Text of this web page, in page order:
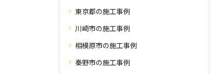
東京都の施工事例
川崎市の施工事例
相模原市の施工事例
秦野市の施工事例